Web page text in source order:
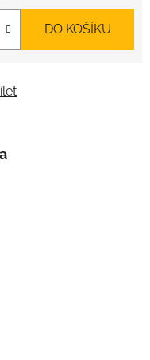
DO KOŠÍKU